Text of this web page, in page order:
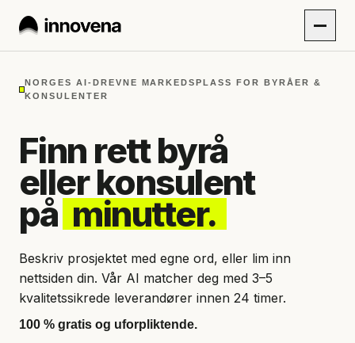
NORGES AI-DREVNE MARKEDSPLASS FOR BYRÅER &
KONSULENTER
Finn rett byrå
eller konsulent
på minutter.
Beskriv prosjektet med egne ord, eller lim inn
nettsiden din. Vår AI matcher deg med 3–5
kvalitetssikrede leverandører innen 24 timer.
100 % gratis og uforpliktende.